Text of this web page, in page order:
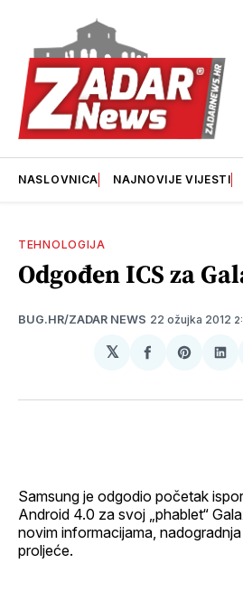
NASLOVNICA NAJNOVIJE VIJESTI
TEHNOLOGIJA
Odgođen ICS za
BUG.HR/ZADAR NEWS 22 ožujka 2012
𝕏
podijeliShare
Samsung je odgodio početak
Android 4.0 za svoj „phablet“
novim informacijama,
proljeće.